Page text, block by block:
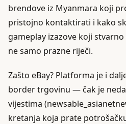
brendove iz Myanmara koji
pristojno kontaktirati i kako
gameplay izazove koji
ne samo prazne riječi.
Zašto eBay? Platforma je i
border trgovinu — čak je
vijestima
kretanja koja prate